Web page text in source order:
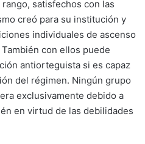
satisfechos con las
creó para su institución y
individuales de ascenso
con ellos puede
antiorteguista si es capaz
del régimen. Ningún grupo
exclusivamente debido a
en virtud de las debilidades